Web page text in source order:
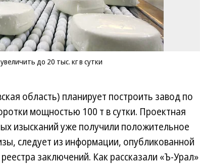
до 20 тыс. кг в сутки
область) планирует построить завод по
мощностью 100 т в сутки. Проектная
изысканий уже получили положительное
следует из информации, опубликованной
заключений. Как рассказали «Ъ-Урал»